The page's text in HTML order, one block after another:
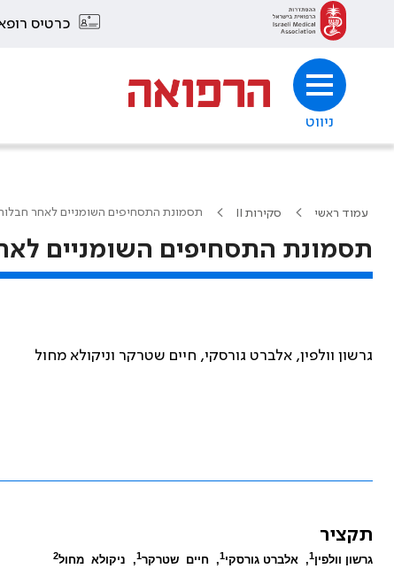
כרטיס
ניווט
עמוד ראשי סקירות II תסמונת התסחיפים השומניים לאחר
תסמונת התסחיפים השומניים
גרשון וולפין, אלברט גורסקי, חיים שטרקר וניקולא מחול
תקציר
גרשון וולפין1
, אלברט גורסקי1
, חיים שטרקר1
, ניקולא מחול2